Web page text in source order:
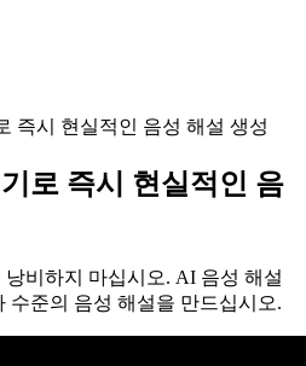
즉시 현실적인 음성 해설 생성
로 즉시 현실적인 음
비하지 마십시오. AI 음성 해설
수준의 음성 해설을 만드십시오.